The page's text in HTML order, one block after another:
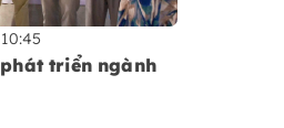
10:45
triển ngành